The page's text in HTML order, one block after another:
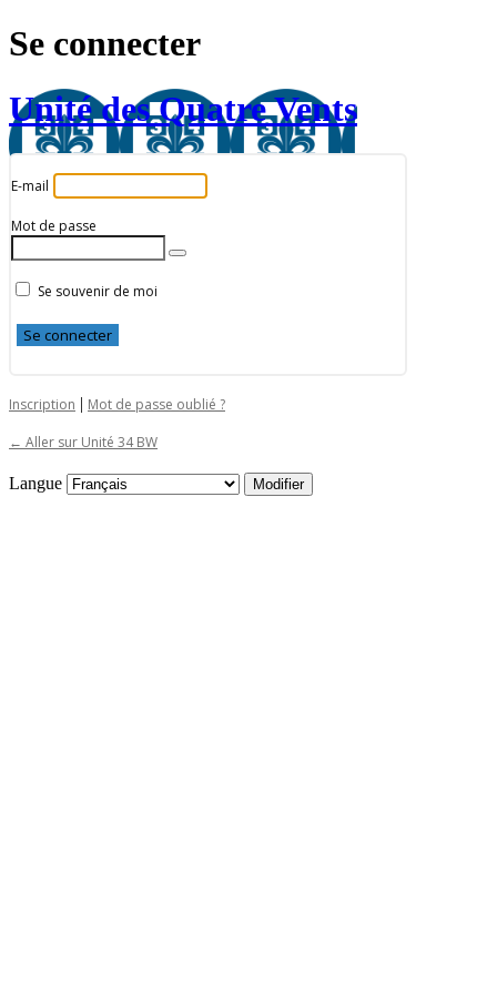
Se connecter
Unité des Quatre Vents
E-mail
Mot de passe
Se souvenir de moi
Inscription | Mot de passe oublié ?
← Aller sur Unité 34 BW
Langue